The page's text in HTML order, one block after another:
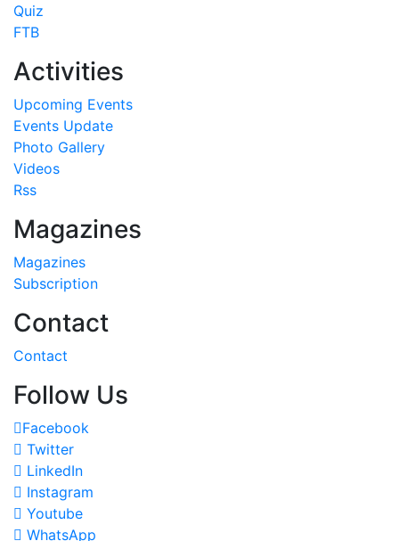
Quiz
FTB
Activities
Upcoming Events
Events Update
Photo Gallery
Videos
Rss
Magazines
Magazines
Subscription
Contact
Contact
Follow Us
Facebook
Twitter
LinkedIn
Instagram
Youtube
WhatsApp